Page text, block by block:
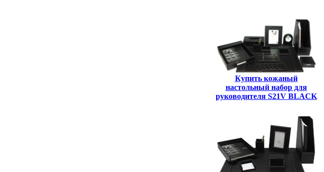
Купить кожаный
настольный набор для
руководителя S21V BLACK